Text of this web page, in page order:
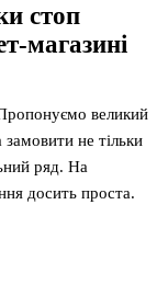
стоп
магазині
великий
не тільки
ряд. На
досить проста.